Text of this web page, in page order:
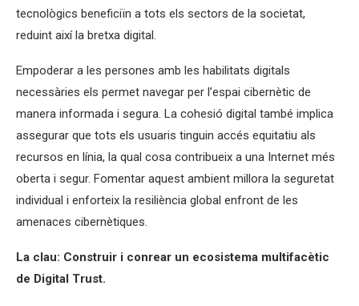
tecnològics beneficiïn a tots els sectors de la societat,
reduint així la bretxa digital.
Empoderar a les persones amb les habilitats digitals
necessàries els permet navegar per l’espai cibernètic de
manera informada i segura. La cohesió digital també implica
assegurar que tots els usuaris tinguin accés equitatiu als
recursos en línia, la qual cosa contribueix a una Internet més
oberta i segur. Fomentar aquest ambient millora la seguretat
individual i enforteix la resiliència global enfront de les
amenaces cibernètiques.
La clau: Construir i conrear un ecosistema multifacètic
de Digital Trust.